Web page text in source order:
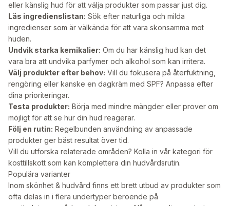
eller känslig hud för att välja produkter som passar just dig.
Läs ingredienslistan: Sök efter naturliga och milda
ingredienser som är välkända för att vara skonsamma mot
huden.
Undvik starka kemikalier: Om du har känslig hud kan det
vara bra att undvika parfymer och alkohol som kan irritera.
Välj produkter efter behov: Vill du fokusera på återfuktning,
rengöring eller kanske en dagkräm med SPF? Anpassa efter
dina prioriteringar.
Testa produkter: Börja med mindre mängder eller prover om
möjligt för att se hur din hud reagerar.
Följ en rutin: Regelbunden användning av anpassade
produkter ger bäst resultat över tid.
Vill du utforska relaterade områden? Kolla in vår kategori för
kosttillskott som kan komplettera din hudvårdsrutin.
Populära varianter
Inom skönhet & hudvård finns ett brett utbud av produkter som
ofta delas in i flera undertyper beroende på